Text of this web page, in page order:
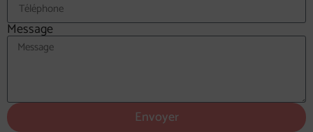
Message
Envoyer